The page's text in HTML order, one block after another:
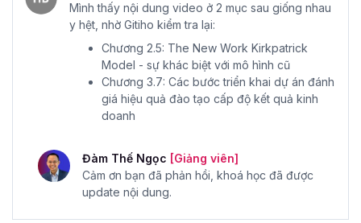
Mình thấy nội dung video ở 2 mục sau giống nhau
y hệt, nhờ Gitiho kiểm tra lại:
Chương 2.5: The New Work Kirkpatrick
Model - sự khác biệt với mô hình cũ
Chương 3.7: Các bước triển khai dự án đánh
giá hiệu quả đào tạo cấp độ kết quả kinh
doanh
Đàm Thế Ngọc [Giảng viên]
Cảm ơn bạn đã phản hồi, khoá học đã được
update nội dung.